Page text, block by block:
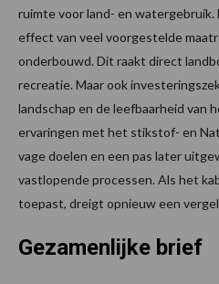
ruimte voor land- en
effect van veel voorgestelde
onderbouwd. Dit raakt direct
recreatie. Maar ook
landschap en de leefbaarheid van
ervaringen met het stikstof- en
vage doelen en een pas later
vastlopende processen. Als het
toepast, dreigt opnieuw een
Gezamenlijke brief